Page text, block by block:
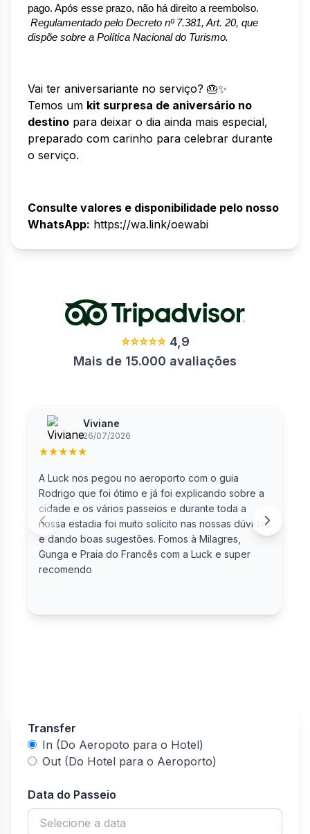
pago. Após esse prazo, não há direito a reembolso.
Regulamentado pelo Decreto nº 7.381, Art. 20, que
dispõe sobre a Política Nacional do Turismo.
Vai ter aniversariante no serviço? 🎂✨
Temos um kit surpresa de aniversário no
destino para deixar o dia ainda mais especial,
preparado com carinho para celebrar durante
o serviço.
Consulte valores e disponibilidade pelo nosso
WhatsApp: https://wa.link/oewabi
⭐⭐⭐⭐⭐4,9
Mais de 15.000 avaliações
Viviane
26/07/2026
★★★★★
A Luck nos pegou no aeroporto com o guia
Rodrigo que foi ótimo e já foi explicando sobre a
cidade e os vários passeios e durante toda a
nossa estadia foi muito solícito nas nossas dúvidas
e dando boas sugestões. Fomos à Milagres,
Gunga e Praia do Francês com a Luck e super
recomendo
Transfer
In (Do Aeropoto para o Hotel)
Out (Do Hotel para o Aeroporto)
Data do Passeio